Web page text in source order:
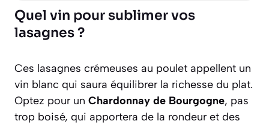
Quel vin pour sublimer vos
lasagnes ?
Ces lasagnes crémeuses au poulet appellent un
vin blanc qui saura équilibrer la richesse du plat.
Optez pour un Chardonnay de Bourgogne, pas
trop boisé, qui apportera de la rondeur et des